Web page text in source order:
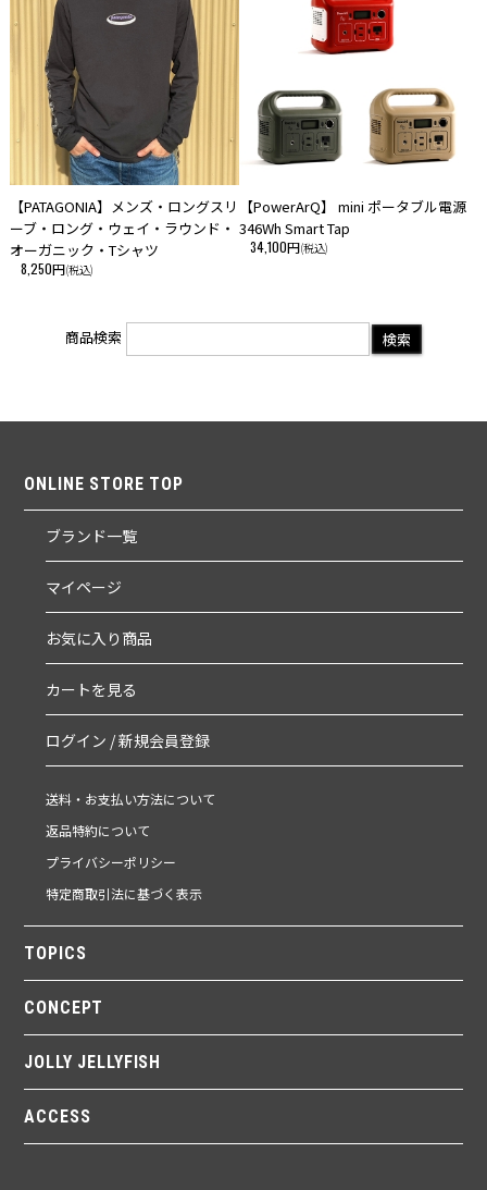
【PATAGONIA】メンズ・ロングスリ
ーブ・ロング・ウェイ・ラウンド・
オーガニック・Tシャツ
8,250円(税込)
【PowerArQ】 mini ポータブル電源
346Wh Smart Tap
34,100円(税込)
商品検索
ONLINE STORE TOP
ブランド一覧
マイページ
お気に入り商品
カートを見る
ログイン / 新規会員登録
送料・お支払い方法について
返品特約について
プライバシーポリシー
特定商取引法に基づく表示
TOPICS
CONCEPT
JOLLY JELLYFISH
ACCESS